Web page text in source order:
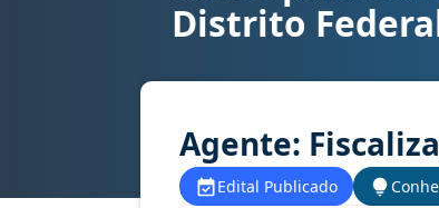
Distrito
Agente:
Edital Publicado